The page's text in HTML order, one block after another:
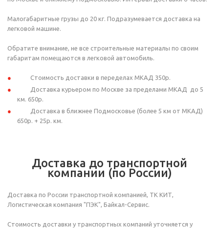
Малогабаритные грузы до 20 кг. Подразумевается доставка на
легковой машине.
Обратите внимание, не все строительные материалы по своим
габаритам помещаются в легковой автомобиль.
Стоимость доставки в переделах МКАД 350р.
Доставка курьером по Москве за пределами МКАД до 5
км. 650р.
Доставка в ближнее Подмосковье (более 5 км от МКАД)
650р. + 25р. км.
Доставка до транспортной
компании (по России)
Доставка по России транспортной компанией, ТК КИТ,
Логистическая компания "ПЭК", Байкал-Сервис.
Стоимость доставки у транспортных компаний уточняется у